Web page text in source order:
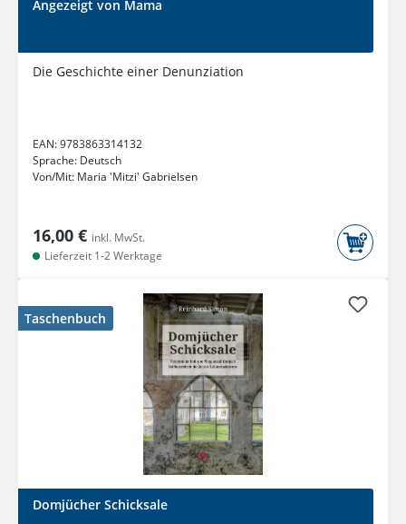
Angezeigt von Mama
Die Geschichte einer Denunziation
EAN:9783863314132
Sprache: Deutsch
Von/Mit: Maria 'Mitzi' Gabrielsen
16,00 € inkl. MwSt.
Lieferzeit 1-2 Werktage
Taschenbuch
Domjücher Schicksale